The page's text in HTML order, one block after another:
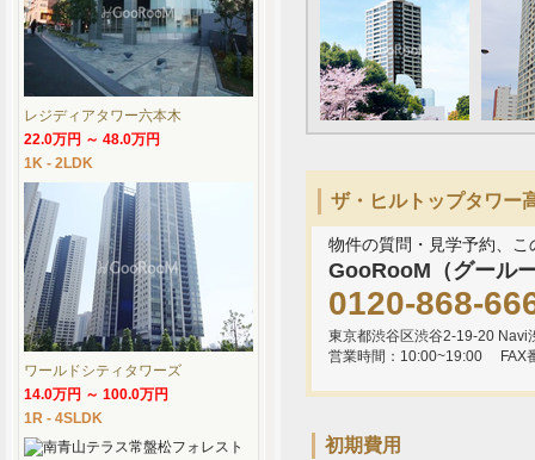
ザ・ヒルトップタワー
物件の質問・見学予約、
GooRooM（グール
0120-868-
東京都渋谷区渋谷2-19-20 Navi
営業時間：10:00~19:00
FAX
初期費用
レジディアタワー六本木
22.0万円 ～ 48.0万円
1K - 2LDK
ワールドシティタワーズ
14.0万円 ～ 100.0万円
1R - 4SLDK